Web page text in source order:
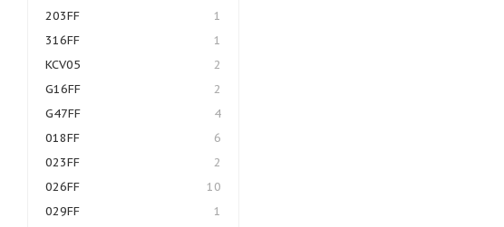
203FF
1
316FF
1
KCV05
2
G16FF
2
G47FF
4
018FF
6
023FF
2
026FF
10
029FF
1